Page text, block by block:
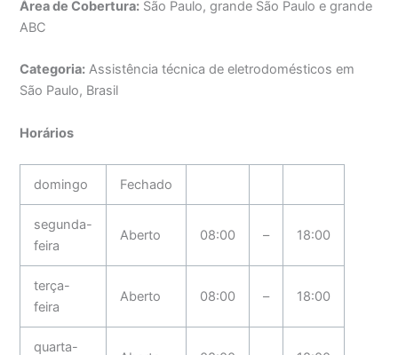
Área de Cobertura: São Paulo, grande São Paulo e grande
ABC
Categoria: Assistência técnica de eletrodomésticos em
São Paulo, Brasil
Horários
domingo Fechado
segunda-
feira
Aberto 08:00 – 18:00
terça-
feira
Aberto 08:00 – 18:00
quarta-